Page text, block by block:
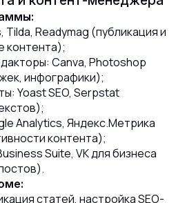
Tilda, Readymag (публикация и
контента);
Canva, Photoshop
инфографики);
Yoast SEO, Serpstat
Analytics, Яндекс.Метрика
контента);
Suite, VK для бизнеса
статей, настройка SEO-